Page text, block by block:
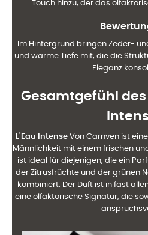
Touch hinzu, der das
Im Hintergrund bringen Zeder-
und warme Tiefe mit, die die
Eleganz
Gesamtgefühl des
L'Eau IntenseVon Carnven ist
Männlichkeit mit einem frischen
ist ideal für diejenigen, die ein
der Zitrusfrüchte und der grünen
kombiniert. Der Duft ist in fast
eine olfaktorische Signatur, die